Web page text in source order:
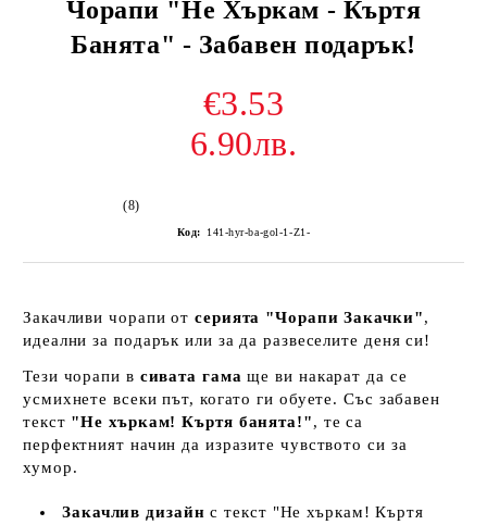
Чорапи "Не Хъркам - Къртя
Банята" - Забавен подарък!
€3.53
6.90лв.
(8)
Код: 141-hyr-ba-gol-1-Z1-
Закачливи чорапи от серията "Чорапи Закачки",
идеални за подарък или за да развеселите деня си!
Тези чорапи в сивата гама ще ви накарат да се
усмихнете всеки път, когато ги обуете. Със забавен
текст "Не хъркам! Къртя банята!", те са
перфектният начин да изразите чувството си за
хумор.
Закачлив дизайн с текст "Не хъркам! Къртя